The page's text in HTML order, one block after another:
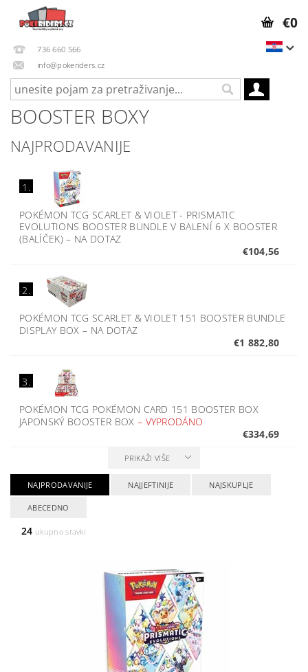
736 660 566
info@pokeriders.cz
€0
BOOSTER BOXY
NAJPRODAVANIJE
1.
POKÉMON TCG SCARLET & VIOLET - PRISMATIC
EVOLUTIONS BOOSTER BUNDLE V BALENÍ 6 X BOOSTER
(BALÍČEK)– NA DOTAZ
€104,56
2.
POKÉMON TCG SCARLET & VIOLET 151 BOOSTER BUNDLE
DISPLAY BOX – NA DOTAZ
€1 882,80
3.
POKÉMON TCG POKÉMON CARD 151 BOOSTER BOX
JAPONSKÝ BOOSTER BOX – VYPRODÁNO
€334,69
PRIKAŽI VIŠE
NAJPRODAVANIJE NAJJEFTINIJE NAJSKUPLJE
ABECEDNO
24 ukupno stavki